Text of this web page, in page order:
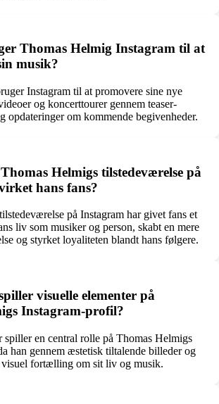
Thomas Helmig Instagram til at
musik?
Instagram til at promovere sine nye
og koncerttourer gennem teaser-
opdateringer om kommende begivenheder.
Helmigs tilstedeværelse på
hans fans?
på Instagram har givet fans et
liv som musiker og person, skabt en mere
og styrket loyaliteten blandt hans følgere.
visuelle elementer på
Instagram-profil?
spiller en central rolle på Thomas Helmigs
han gennem æstetisk tiltalende billeder og
visuel fortælling om sit liv og musik.